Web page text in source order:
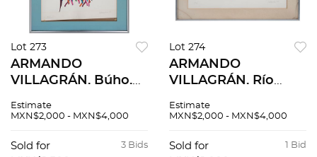
Lot 273
ARMANDO
VILLAGRÁN. Búho.
75. Serigrafía 123 /
medidas totales
Estimate
MXN$2,000 - MXN$4,000
3 Bids
Sold for
Lot 274
ARMANDO
VILLAGRÁN. Río
fechada 75 al frente.
1975 al reverso.
Estimate
MXN$2,000 - MXN$4,000
1 Bid
Sold for